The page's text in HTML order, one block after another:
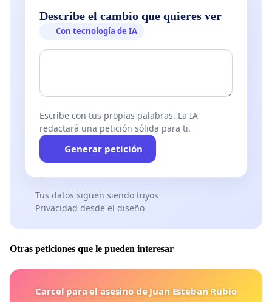
Describe el cambio que quieres ver
Con tecnología de IA
Escribe con tus propias palabras. La IA
redactará una petición sólida para ti.
Generar petición
Tus datos siguen siendo tuyos
Privacidad desde el diseño
Otras peticiones que le pueden interesar
Carcel para el asesino de Juan Esteban Rubio